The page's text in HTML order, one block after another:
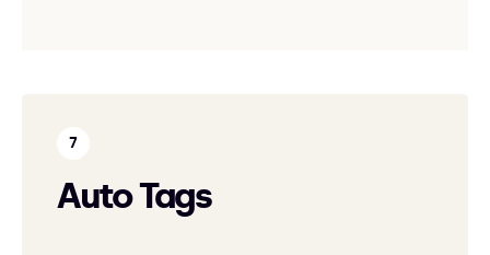
Auto Tags